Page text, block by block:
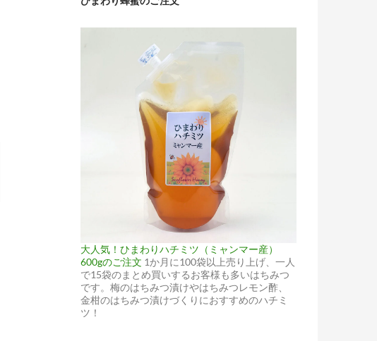
大人気！ひまわりハチミツ（ミャンマー産）
600gのご注文 1か月に100袋以上売り上げ、一人
で15袋のまとめ買いするお客様も多いはちみつ
です。梅のはちみつ漬けやはちみつレモン酢、
金柑のはちみつ漬けづくりにおすすめのハチミ
ツ！